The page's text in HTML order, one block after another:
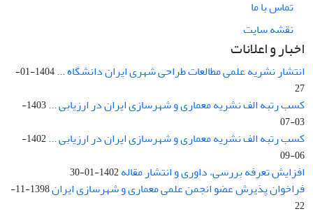
تماس با ما
نقشه سایت
اخبار و اعلانات
انتشار نشریه علمی مطالعات طراحی شهری ایران دانشگاه ...
1404-01-
27
کسب رتبه الف نشریه معماری و شهرسازی ایران در ارزیابی ...
1403-
03-07
کسب رتبه الف نشریه معماری و شهرسازی ایران در ارزیابی ...
1402-
06-09
افزایش تعرفه بررسی، داوری و انتشار مقاله1402-01-30
فراخوان پذیرش عضو انجمن علمی معماری و شهرسازی ایران
1398-11-
22